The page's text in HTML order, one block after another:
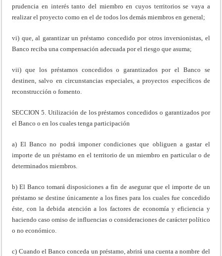
prudencia en interés tanto del miembro en cuyos territorios se vaya a
realizar el proyecto como en el de todos los demás miembros en general;
vi) que, al garantizar un préstamo concedido por otros inversionistas, el
Banco reciba una compensación adecuada por el riesgo que asuma;
vii) que los préstamos concedidos o garantizados por el Banco se
destinen, salvo en circunstancias especiales, a proyectos específicos de
reconstrucción o fomento.
SECCION 5. Utilización de los préstamos concedidos o garantizados por
el Banco o en los cuales tenga participación
a) El Banco no podrá imponer condiciones que obliguen a gastar el
importe de un préstamo en el territorio de un miembro en particular o de
determinados miembros.
b) El Banco tomará disposiciones a fin de asegurar que el importe de un
préstamo se destine únicamente a los fines para los cuales fue concedido
éste, con la debida atención a los factores de economía y eficiencia y
haciendo caso omiso de influencias o consideraciones de carácter político
o no económico.
c) Cuando el Banco conceda un préstamo, abrirá una cuenta a nombre del